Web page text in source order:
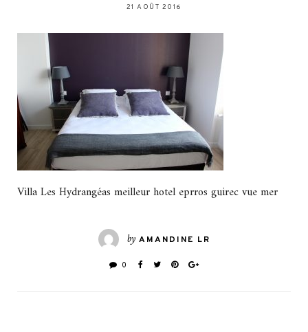
21 AOÛT 2016
Villa Les Hydrangéas meilleur hotel eprros guirec vue mer
by AMANDINE LR
0